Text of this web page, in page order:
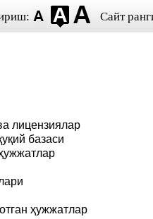
Сайт
лицензиялар
базаси
ҳужжатлар